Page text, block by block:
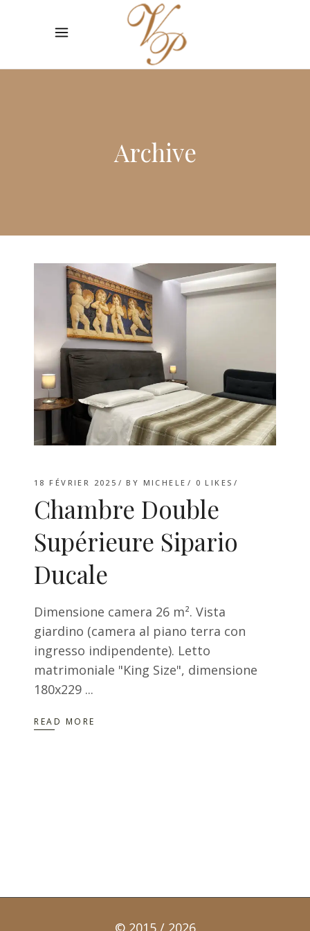
Archive
18 FÉVRIER 2025 BY MICHELE 0 LIKES
Chambre Double
Supérieure Sipario
Ducale
Dimensione camera 26 m². Vista
giardino (camera al piano terra con
ingresso indipendente). Letto
matrimoniale "King Size", dimensione
180x229
READ MORE